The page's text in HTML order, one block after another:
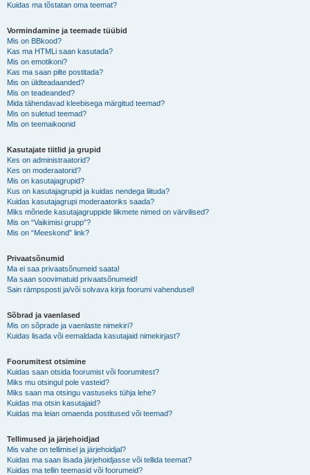
Kuidas ma tõstatan oma teemat?
Vormindamine ja teemade tüübid
Mis on BBkood?
Kas ma HTMLi saan kasutada?
Mis on emotikoni?
Kas ma saan pilte postitada?
Mis on üldteadaanded?
Mis on teadeanded?
Mida tähendavad kleebisega märgitud teemad?
Mis on suletud teemad?
Mis on teemaikoonid
Kasutajate tiitlid ja grupid
Kes on administraatorid?
Kes on moderaatorid?
Mis on kasutajagrupid?
Kus on kasutajagrupid ja kuidas nendega liituda?
Kuidas kasutajagrupi moderaatoriks saada?
Miks mõnede kasutajagruppide liikmete nimed on värvilised?
Mis on “Vaikimisi grupp”?
Mis on “Meeskond” link?
Privaatsõnumid
Ma ei saa privaatsõnumeid saata!
Ma saan soovimatuid privaatsõnumeid!
Sain rämpsposti ja/või solvava kirja foorumi vahendusel!
Sõbrad ja vaenlased
Mis on sõprade ja vaenlaste nimekiri?
Kuidas lisada või eemaldada kasutajaid nimekirjast?
Foorumitest otsimine
Kuidas saan otsida foorumist või foorumitest?
Miks mu otsingul pole vasteid?
Miks saan ma otsingu vastuseks tühja lehe?
Kuidas ma otsin kasutajaid?
Kuidas ma leian omaenda postitused või teemad?
Tellimused ja järjehoidjad
Mis vahe on tellimisel ja järjehoidjal?
Kuidas ma saan lisada järjehoidjasse või tellida teemat?
Kuidas ma tellin teemasid või foorumeid?